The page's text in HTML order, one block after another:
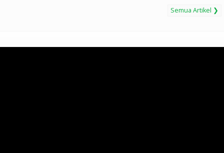
Semua Artikel ❯